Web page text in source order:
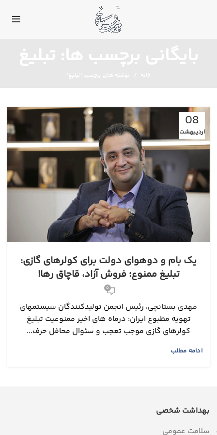
08
اردیبهشت
یک بام و دوهوای دولت برای کولرهای گازی:
تبلیغ ممنوع؛ فروش آزاد، قاچاق رها!
0
مهدی بستانچی، رئیس انجمن تولیدکنندگان سیستمهای
تهویه مطبوع ایران: درماه های اخیر ممنوعیت تبلیغ
کولرهای گازی موجب تعجب و سئوال محافل حرف...
ادامه مطلب
بهداشت شخصی
سلامت عمومی